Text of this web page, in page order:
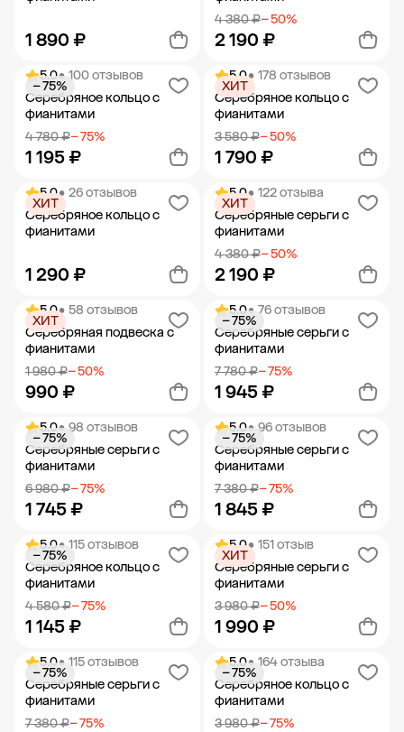
1 890 ₽
Добавить в корзину
4 380 ₽− 50%
2 190 ₽
Добавить в корзину
5.0• 100 отзывов
Серебряное кольцо с
фианитами
4 780 ₽− 75%
1 195 ₽
− 75%
Добавить в корзину
5.0• 178 отзывов
Серебряное кольцо с
фианитами
3 580 ₽− 50%
1 790 ₽
ХИТ
Добавить в корзину
5.0• 26 отзывов
Серебряное кольцо с
фианитами
1 290 ₽
ХИТ
Добавить в корзину
5.0• 122 отзыва
Серебряные серьги с
фианитами
4 380 ₽− 50%
2 190 ₽
ХИТ
Добавить в корзину
5.0• 58 отзывов
Серебряная подвеска с
фианитами
1 980 ₽− 50%
990 ₽
ХИТ
Добавить в корзину
5.0• 76 отзывов
Серебряные серьги с
фианитами
7 780 ₽− 75%
1 945 ₽
− 75%
Добавить в корзину
5.0• 98 отзывов
Серебряные серьги с
фианитами
6 980 ₽− 75%
1 745 ₽
− 75%
Добавить в корзину
5.0• 96 отзывов
Серебряные серьги с
фианитами
7 380 ₽− 75%
1 845 ₽
− 75%
Добавить в корзину
5.0• 115 отзывов
Серебряное кольцо с
фианитами
4 580 ₽− 75%
1 145 ₽
− 75%
Добавить в корзину
5.0• 151 отзыв
Серебряные серьги с
фианитами
3 980 ₽− 50%
1 990 ₽
ХИТ
Добавить в корзину
5.0• 115 отзывов
Серебряные серьги с
фианитами
7 380 ₽− 75%
− 75%
5.0• 164 отзыва
Серебряное кольцо с
фианитами
3 980 ₽− 75%
− 75%